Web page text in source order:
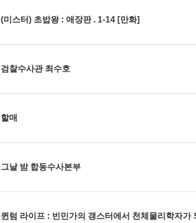
(미스터) 초밥왕 : 애장판 . 1-14 [만화]
검찰수사관 최수호
할매
그날 밤 합동수사본부
퀸텀 라이프 : 빈민가의 갱스터에서 천체물리학자가